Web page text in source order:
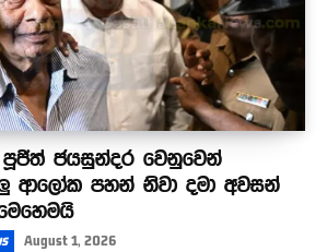
ජයසුන්දර වෙනුවෙන්
ආලෝක පහන් නිවා දමා අවසන්
August 1, 2026